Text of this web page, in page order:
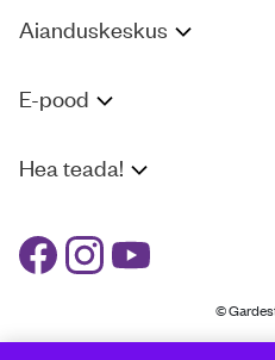
Aianduskeskus
E-pood
Hea teada!
©